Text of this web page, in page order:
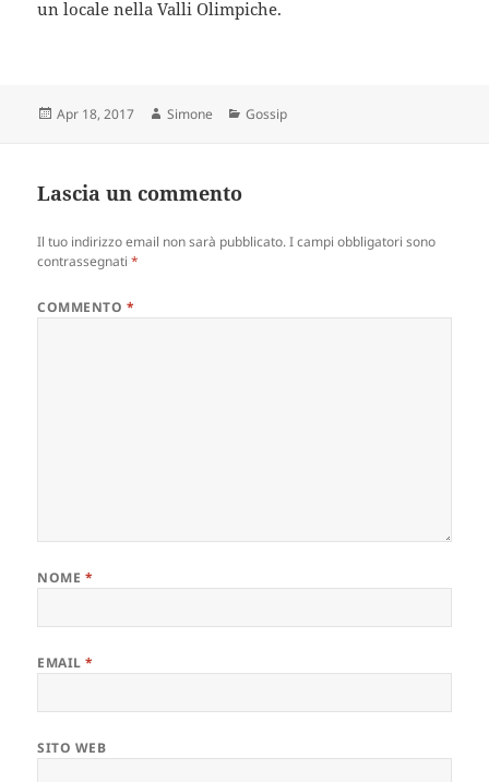
un locale nella Valli Olimpiche.
Scritto
Apr 18, 2017 Autore
Simone Categorie
Gossip
Lascia un commento
Il tuo indirizzo email non sarà pubblicato. I campi obbligatori sono
contrassegnati*
COMMENTO *
NOME *
EMAIL*
SITO WEB